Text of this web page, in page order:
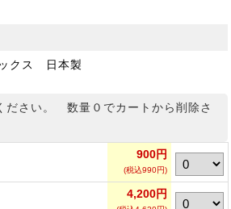
クス 日本製
ださい。 数量０でカートから削除さ
900円
(税込990円)
4,200円